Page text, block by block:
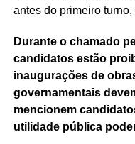
antes do primeiro
Durante o chamado
candidatos estão
inaugurações de
governamentais
mencionem
utilidade pública